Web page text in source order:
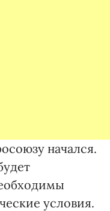
начался.
условия.